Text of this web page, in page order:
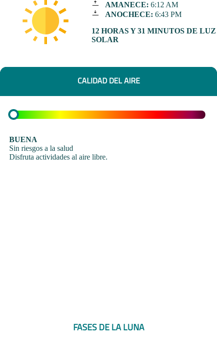
AMANECE: 6:12 AM
ANOCHECE: 6:43 PM
12 HORAS Y 31 MINUTOS DE LUZ
SOLAR
CALIDAD DEL AIRE
BUENA
Sin riesgos a la salud
Disfruta actividades al aire libre.
FASES DE LA LUNA